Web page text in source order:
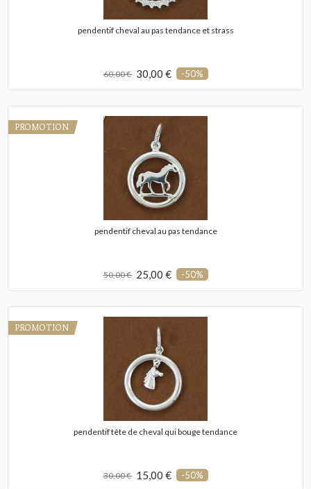
pendentif cheval au pas tendance et strass
60,00 € 30,00 € -50%
PROMOTION
pendentif cheval au pas tendance
50,00 € 25,00 € -50%
PROMOTION
pendentif tête de cheval qui bouge tendance
30,00 € 15,00 € -50%